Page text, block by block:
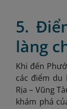
5.
làng
Khi đến
các điểm du
Rịa – Vũng
khám phá